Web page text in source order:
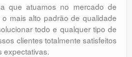
que atuamos no mercado de
mais alto padrão de qualidade
todo e qualquer tipo de
clientes totalmente satisfeitos
expectativas.